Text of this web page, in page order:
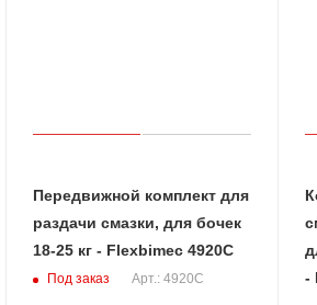
Передвижной комплект для
раздачи смазки, для бочек
18-25 кг - Flexbimec 4920C
Под заказ Арт.: 4920C
-